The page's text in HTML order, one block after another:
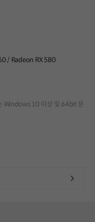
/ Radeon RX 580
Windows 10 이상 및 64bit 운